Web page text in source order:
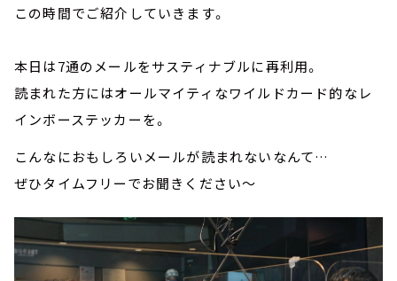
この時間でご紹介していきます。
本日は7通のメールをサスティナブルに再利用。
読まれた方にはオールマイティなワイルドカード的なレ
インボーステッカーを。
こんなにおもしろいメールが読まれないなんて…
ぜひタイムフリーでお聞きください～